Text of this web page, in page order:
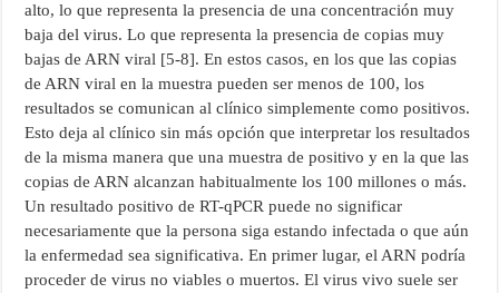
alto, lo que representa la presencia de una concentración muy
baja del virus. Lo que representa la presencia de copias muy
bajas de ARN viral [5-8]. En estos casos, en los que las copias
de ARN viral en la muestra pueden ser menos de 100, los
resultados se comunican al clínico simplemente como positivos.
Esto deja al clínico sin más opción que interpretar los resultados
de la misma manera que una muestra de positivo y en la que las
copias de ARN alcanzan habitualmente los 100 millones o más.
Un resultado positivo de RT-qPCR puede no significar
necesariamente que la persona siga estando infectada o que aún
la enfermedad sea significativa. En primer lugar, el ARN podría
proceder de virus no viables o muertos. El virus vivo suele ser